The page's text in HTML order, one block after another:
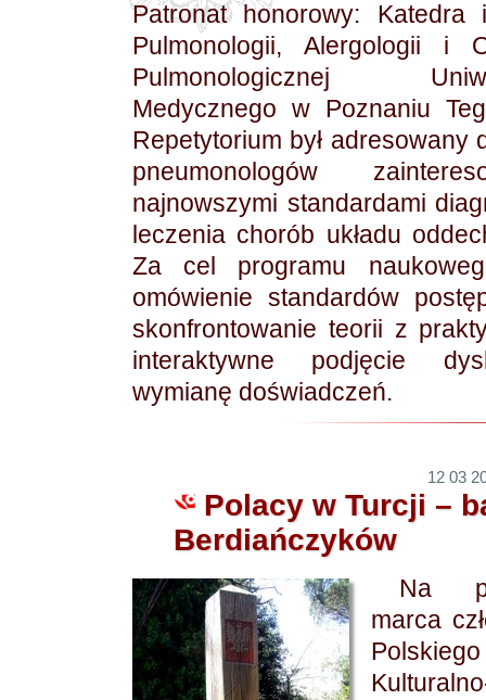
Patronat honorowy: Katedra
Pulmonologii, Alergologii i
Pulmonologicznej
Medycznego w Poznaniu
Repetytorium był adresowany
pneumonologów
najnowszymi standardami
leczenia chorób układu
Za cel programu
omówienie standardów
skonfrontowanie teorii z
interaktywne podjęcie
wymianę doświadczeń.
12 03
Polacy w Turcji –
Berdiańczyków
Na
marca
Polskiego